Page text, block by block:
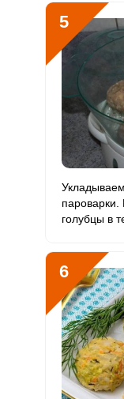
Ванадий
Молибден
5
голубцы в
6